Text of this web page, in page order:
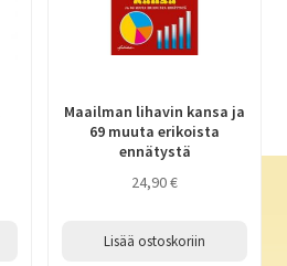
Maailman lihavin kansa ja
69 muuta erikoista
ennätystä
24,90€
Lisää ostoskoriin